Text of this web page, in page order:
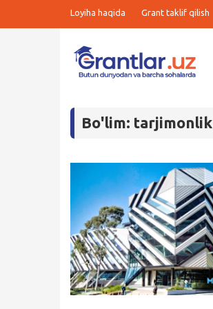
Loyiha haqida Grant taklif qilish
Bo'lim: tarjimonlik